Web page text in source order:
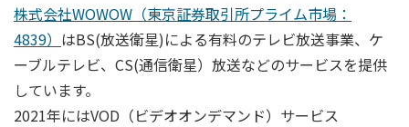
株式会社WOWOW（東京証券取引所プライム市場：
4839） はBS(放送衛星)による有料のテレビ放送事業、ケ
ーブルテレビ、CS(通信衛星）放送などのサービスを提供
しています。
2021年にはVOD（ビデオオンデマンド）サービス